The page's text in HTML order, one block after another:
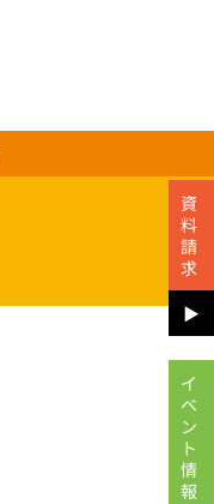
資
料
請
求
▶︎
イ
ベ
ン
ト
情
報